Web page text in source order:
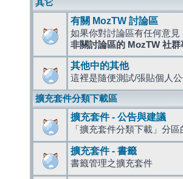
其它
有關 MozTW 討論區
如果你對討論區有任何意
非關討論區的 MozTW 社
其他中的其他
這裡是隨便測試/張貼個人
擴充套件分類下載區
擴充套件 - 公告與建議
「擴充套件分類下載」分
擴充套件 - 書籤
書籤管理之擴充套件